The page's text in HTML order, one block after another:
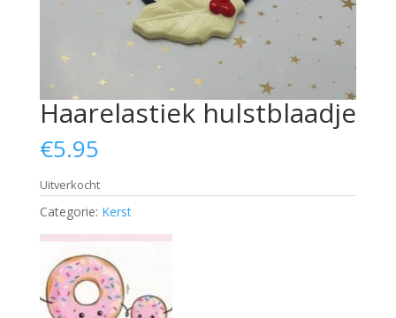
Haarelastiek hulstblaadje
€5.95
Uitverkocht
Categorie: Kerst